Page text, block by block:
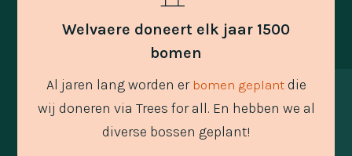
Welvaere doneert elk jaar 1500
bomen
Al jaren lang worden er bomen geplantdie
wij doneren via Trees for all. En hebben we al
diverse bossen geplant!